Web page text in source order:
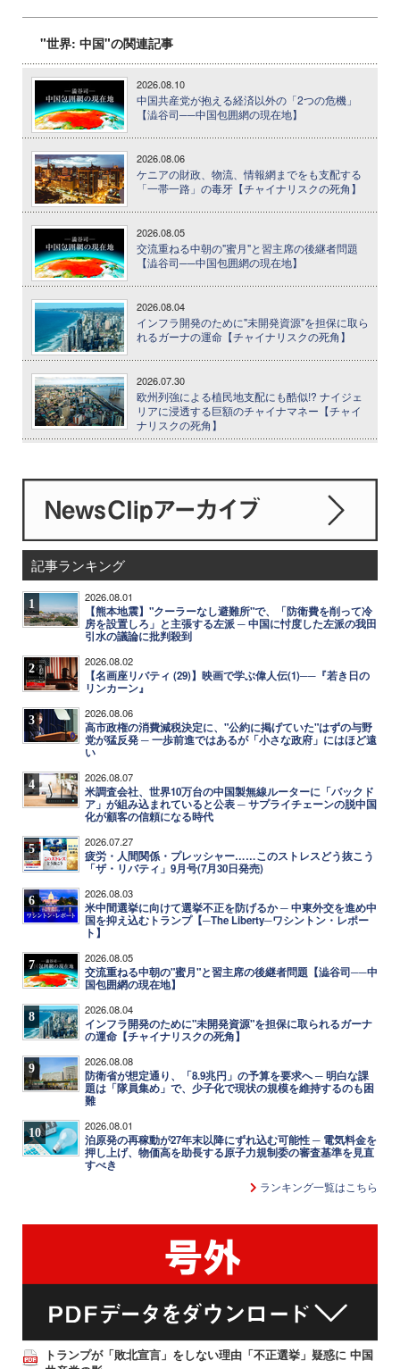
"世界: 中国"の関連記事
2026.08.10
中国共産党が抱える経済以外の「2つの危機」
【澁谷司──中国包囲網の現在地】
2026.08.06
ケニアの財政、物流、情報網までをも支配する
「一帯一路」の毒牙【チャイナリスクの死角】
2026.08.05
交流重ねる中朝の"蜜月"と習主席の後継者問題
【澁谷司──中国包囲網の現在地】
2026.08.04
インフラ開発のために"未開発資源"を担保に取ら
れるガーナの運命【チャイナリスクの死角】
2026.07.30
欧州列強による植民地支配にも酷似!? ナイジェ
リアに浸透する巨額のチャイナマネー【チャイ
ナリスクの死角】
記事ランキング
1 2026.08.01
【熊本地震】"クーラーなし避難所"で、「防衛費を削って冷
房を設置しろ」と主張する左派 ─ 中国に忖度した左派の我田
引水の議論に批判殺到
2 2026.08.02
【名画座リバティ (29)】映画で学ぶ偉人伝(1)──『若き日の
リンカーン』
3 2026.08.06
高市政権の消費減税決定に、"公約に掲げていた"はずの与野
党が猛反発 ─ 一歩前進ではあるが「小さな政府」にはほど遠
い
4 2026.08.07
米調査会社、世界10万台の中国製無線ルーターに「バックド
ア」が組み込まれていると公表 ─ サプライチェーンの脱中国
化が顧客の信頼になる時代
5 2026.07.27
疲労・人間関係・プレッシャー……このストレスどう抜こう
「ザ・リバティ」9月号(7月30日発売)
6 2026.08.03
米中間選挙に向けて選挙不正を防げるか ─ 中東外交を進め中
国を抑え込むトランプ【─The Liberty─ワシントン・レポー
ト】
7 2026.08.05
交流重ねる中朝の"蜜月"と習主席の後継者問題【澁谷司──中
国包囲網の現在地】
8 2026.08.04
インフラ開発のために"未開発資源"を担保に取られるガーナ
の運命【チャイナリスクの死角】
9 2026.08.08
防衛省が想定通り、「8.9兆円」の予算を要求へ ─ 明白な課
題は「隊員集め」で、少子化で現状の規模を維持するのも困
難
10 2026.08.01
泊原発の再稼動が27年末以降にずれ込む可能性 ─ 電気料金を
押し上げ、物価高を助長する原子力規制委の審査基準を見直
すべき
ランキング一覧はこちら
トランプが「敗北宣言」をしない理由「不正選挙」疑惑に 中国